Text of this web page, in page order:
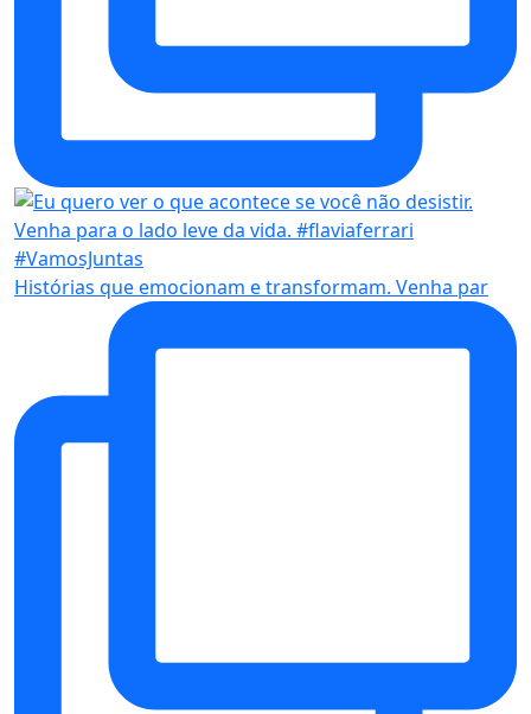
Histórias que emocionam e transformam. Venha par